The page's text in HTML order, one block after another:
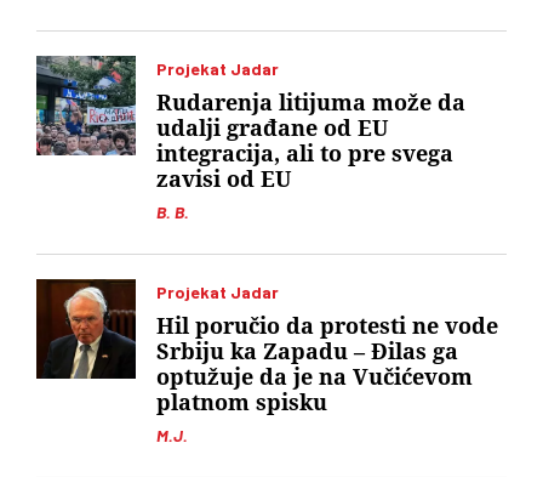
Projekat Jadar
B. B.
Rudarenja litijuma može da
udalji građane od EU
integracija, ali to pre svega
zavisi od EU
Projekat Jadar
M.J.
Hil poručio da protesti ne vode
Srbiju ka Zapadu – Đilas ga
optužuje da je na Vučićevom
platnom spisku